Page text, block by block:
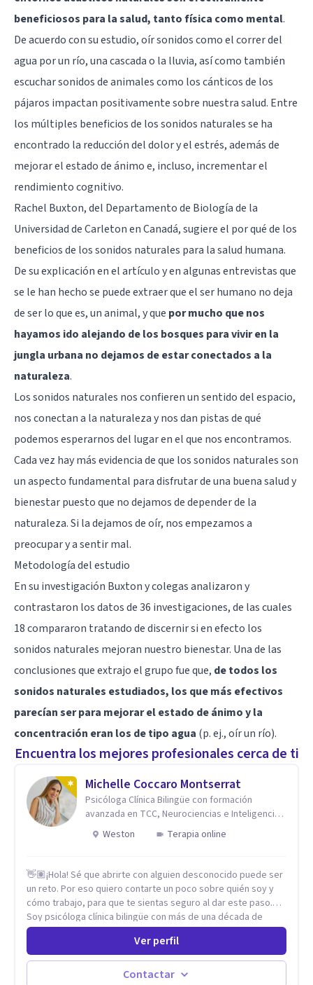
beneficiosos para la salud, tanto física como mental.
De acuerdo con su estudio, oír sonidos como el correr del
agua por un río, una cascada o la lluvia, así como también
escuchar sonidos de animales como los cánticos de los
pájaros impactan positivamente sobre nuestra salud. Entre
los múltiples beneficios de los sonidos naturales se ha
encontrado la reducción del dolor y el estrés, además de
mejorar el estado de ánimo e, incluso, incrementar el
rendimiento cognitivo.
Rachel Buxton, del Departamento de Biología de la
Universidad de Carleton en Canadá, sugiere el por qué de los
beneficios de los sonidos naturales para la salud humana.
De su explicación en el artículo y en algunas entrevistas que
se le han hecho se puede extraer que el ser humano no deja
de ser lo que es, un animal, y que por mucho que nos
hayamos ido alejando de los bosques para vivir en la
jungla urbana no dejamos de estar conectados a la
naturaleza.
Los sonidos naturales nos confieren un sentido del espacio,
nos conectan a la naturaleza y nos dan pistas de qué
podemos esperarnos del lugar en el que nos encontramos.
Cada vez hay más evidencia de que los sonidos naturales son
un aspecto fundamental para disfrutar de una buena salud y
bienestar puesto que no dejamos de depender de la
naturaleza. Si la dejamos de oír, nos empezamos a
preocupar y a sentir mal.
Metodología del estudio
En su investigación Buxton y colegas analizaron y
contrastaron los datos de 36 investigaciones, de las cuales
18 compararon tratando de discernir si en efecto los
sonidos naturales mejoran nuestro bienestar. Una de las
conclusiones que extrajo el grupo fue que, de todos los
sonidos naturales estudiados, los que más efectivos
parecían ser para mejorar el estado de ánimo y la
concentración eran los de tipo agua (p. ej., oír un río).
Encuentra los mejores profesionales cerca de ti
Michelle Coccaro Montserrat
Psicóloga Clínica Bilingüe con formación
avanzada en TCC, Neurociencias e Inteligencia
Emocional.
Weston Terapia online
👋🏽¡Hola! Sé que abrirte con alguien desconocido puede ser
un reto. Por eso quiero contarte un poco sobre quién soy y
cómo trabajo, para que te sientas seguro al dar este paso.
Soy psicóloga clínica bilingüe con más de una década de
experiencia. He dictado conferencias, escrito artículos y
ejercido como profesora universitaria. Un dato curioso: he
vivido en varios países y conozco de primera mano lo que
significa ser migrante, adaptarse a los cambios y empezar de
Ver perfil
Contactar